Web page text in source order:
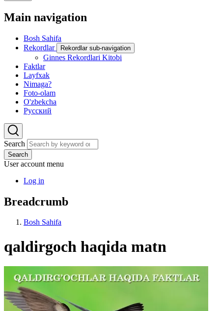
Main navigation
Bosh Sahifa
Rekordlar
Rekordlar sub-navigation
Ginnes Rekordlari Kitobi
Faktlar
Layfxak
Nimaga?
Foto-olam
O'zbekcha
Русский
Search
Search
User account menu
Log in
Breadcrumb
Bosh Sahifa
qaldirgoch haqida matn